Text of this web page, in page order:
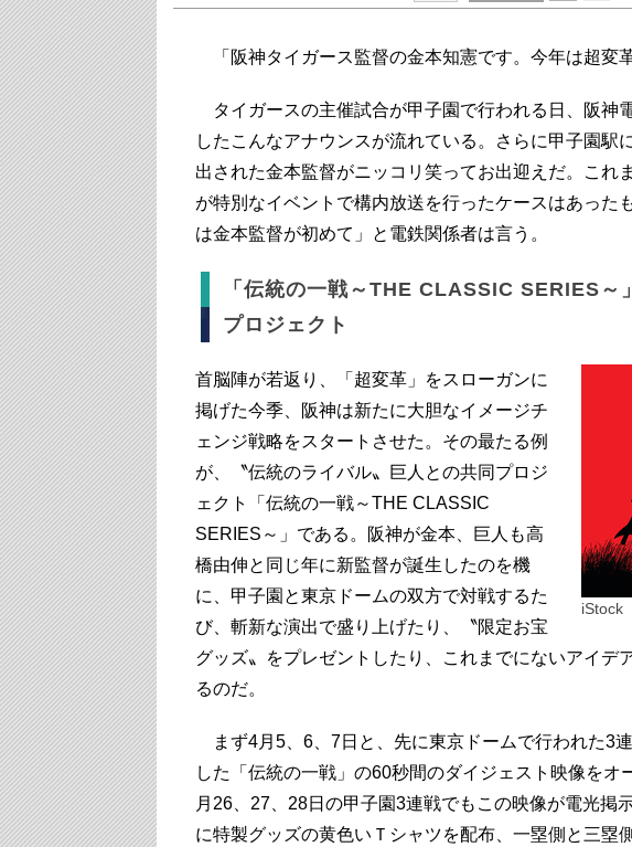
「阪神タイガース監督の金本知憲です。今年は超変
タイガースの主催試合が甲子園で行われる日、阪神
したこんなアナウンスが流れている。さらに甲子園駅
出された金本監督がニッコリ笑ってお出迎えだ。これ
が特別なイベントで構内放送を行ったケースはあった
は金本監督が初めて」と電鉄関係者は言う。
「伝統の一戦～THE CLASSIC SERIES～」
プロジェクト
iStock
首脳陣が若返り、「超変革」をスローガンに
掲げた今季、阪神は新たに大胆なイメージチ
ェンジ戦略をスタートさせた。その最たる例
が、〝伝統のライバル〟巨人との共同プロジ
ェクト「伝統の一戦～THE CLASSIC
SERIES～」である。阪神が金本、巨人も高
橋由伸と同じ年に新監督が誕生したのを機
に、甲子園と東京ドームの双方で対戦するた
び、斬新な演出で盛り上げたり、〝限定お宝
グッズ〟をプレゼントしたり、これまでにないアイデ
るのだ。
まず4月5、6、7日と、先に東京ドームで行われた3
した「伝統の一戦」の60秒間のダイジェスト映像をオ
月26、27、28日の甲子園3連戦でもこの映像が電光掲
に特製グッズの黄色いＴシャツを配布、一塁側と三塁